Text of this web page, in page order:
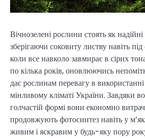
Вічнозелені рослини стоять як надійні
зберігаючи соковиту листву навіть
коли все навколо завмирає в сірих
по кілька років, оновлюючись
дає рослинам перевагу в використанні
мінливому кліматі України. Завдяки
голчастій формі вони економно
продовжують фотосинтез навіть у
живим і яскравим у будь-яку пору